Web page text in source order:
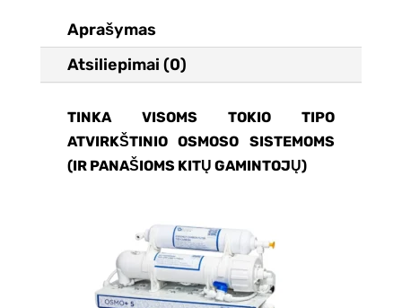
Aprašymas
Atsiliepimai (0)
TINKA VISOMS TOKIO TIPO
ATVIRKŠTINIO OSMOSO SISTEMOMS
(IR PANAŠIOMS KITŲ GAMINTOJŲ)